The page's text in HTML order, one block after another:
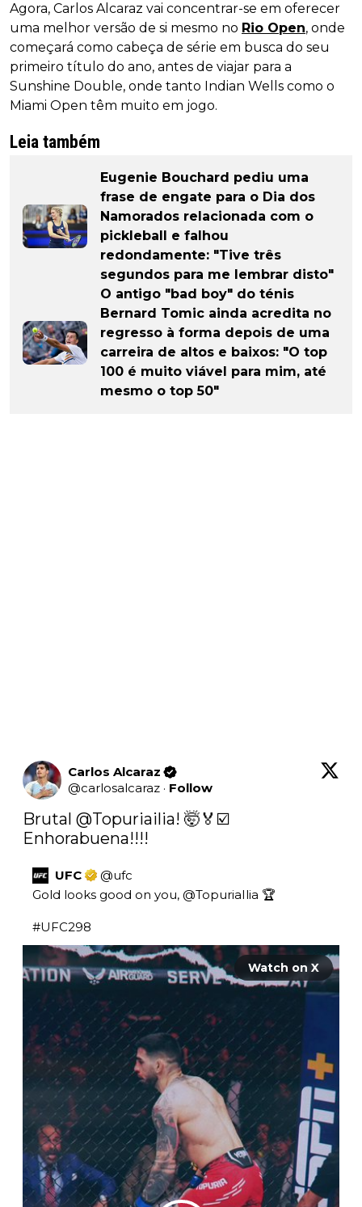
Agora, Carlos Alcaraz vai concentrar-se em oferecer
uma melhor versão de si mesmo no Rio Open, onde
começará como cabeça de série em busca do seu
primeiro título do ano, antes de viajar para a
Sunshine Double, onde tanto Indian Wells como o
Miami Open têm muito em jogo.
Leia também
Eugenie Bouchard pediu uma
frase de engate para o Dia dos
Namorados relacionada com o
pickleball e falhou
redondamente: "Tive três
segundos para me lembrar disto"
O antigo "bad boy" do ténis
Bernard Tomic ainda acredita no
regresso à forma depois de uma
carreira de altos e baixos: "O top
100 é muito viável para mim, até
mesmo o top 50"
Carlos Alcaraz
@carlosalcaraz · Follow
Brutal @Topuriailia! 🤯🏅☑️
Enhorabuena!!!!
UFC @ufc
Gold looks good on you, @TopuriaIlia 🏆
#UFC298
Watch on X